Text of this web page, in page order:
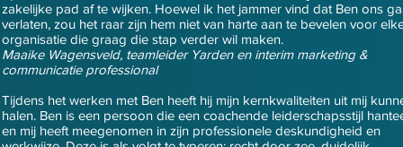
zakelijke pad af te wijken. Hoewel ik het jammer vind dat Ben ons
verlaten, zou het raar zijn hem niet van harte aan te bevelen voor
organisatie die graag die stap verder wil maken.
Maaike Wagensveld, teamleider Yarden en interim marketing &
communicatie professional
Tijdens het werken met Ben heeft hij mijn kernkwaliteiten uit mij
halen. Ben is een persoon die een coachende leiderschapsstijl
en mij heeft meegenomen in zijn professionele deskundigheid en